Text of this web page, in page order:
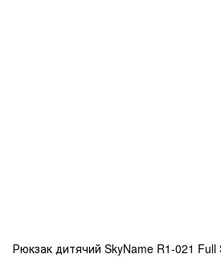
Рюкзак дитячий SkyName R1-021 Full